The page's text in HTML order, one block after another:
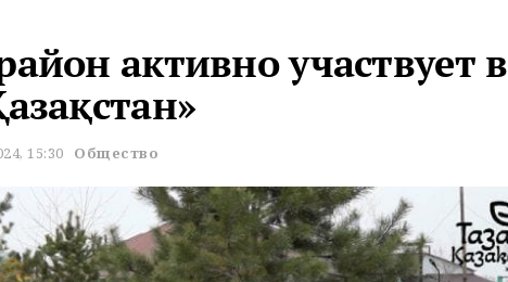
активно участвует в
15:30 Общество